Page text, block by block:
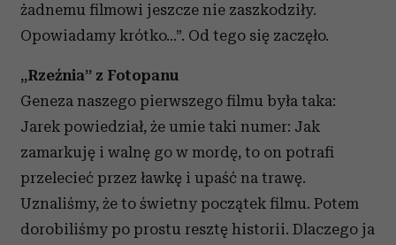
żadnemu filmowi jeszcze nie zaszkodziły.
Opowiadamy krótko…”. Od tego się zaczęło.
„Rzeźnia” z Fotopanu
Geneza naszego pierwszego filmu była taka:
Jarek powiedział, że umie taki numer: Jak
zamarkuję i walnę go w mordę, to on potrafi
przelecieć przez ławkę i upaść na trawę.
Uznaliśmy, że to świetny początek filmu. Potem
dorobiliśmy po prostu resztę historii. Dlaczego ja